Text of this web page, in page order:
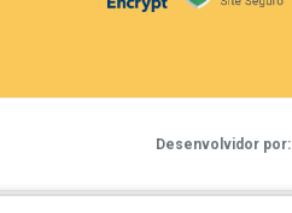
Desenvolvidor por: